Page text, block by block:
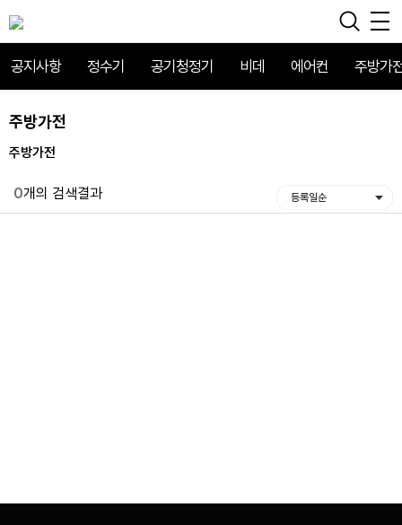
공지사항 정수기 공기청정기 비데 에어컨 주방가
주방가전
주방가전
0개의 검색결과 등록일순